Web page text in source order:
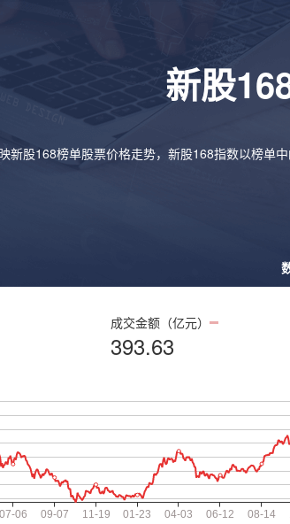
新股
新股168榜单股票价格走势，新股168指数以榜单
成交金额（亿元）
393.63